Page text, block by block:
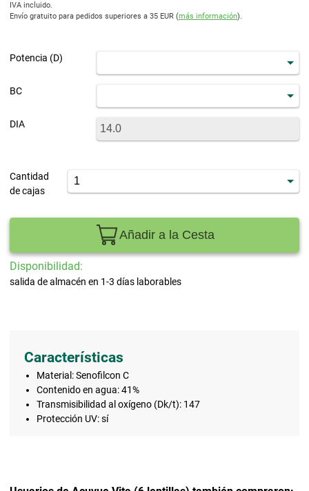
IVA incluido.
Envío gratuito para pedidos superiores a 35 EUR (más información).
Potencia (D)
BC
DIA
Cantidad
de cajas
Añadir a la Cesta
Disponibilidad:
salida de almacén en 1-3 días laborables
Características
Material: Senofilcon C
Contenido en agua: 41%
Transmisibilidad al oxígeno (Dk/t): 147
Protección UV: sí